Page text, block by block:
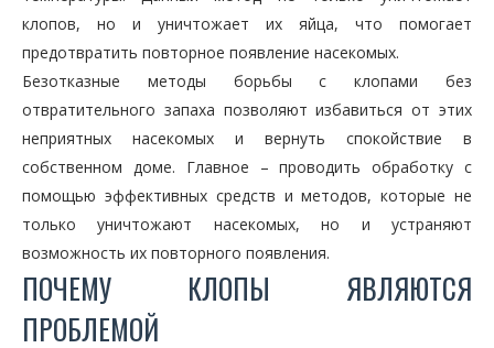
клопов, но и уничтожает их яйца, что помогает
предотвратить повторное появление насекомых.
Безотказные методы борьбы с клопами без
отвратительного запаха позволяют избавиться от этих
неприятных насекомых и вернуть спокойствие в
собственном доме. Главное – проводить обработку с
помощью эффективных средств и методов, которые не
только уничтожают насекомых, но и устраняют
возможность их повторного появления.
ПОЧЕМУ КЛОПЫ ЯВЛЯЮТСЯ
ПРОБЛЕМОЙ